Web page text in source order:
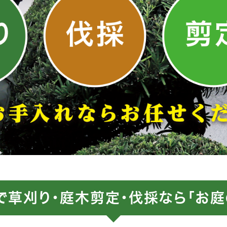
刈り・庭木剪定・伐採なら「お